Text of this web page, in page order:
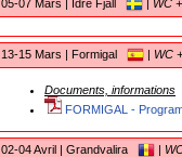
05-07 Mars | Idre Fjäll | WC
13-15 Mars | Formigal | WC
Documents, informations
FORMIGAL -
02-04 Avril | Grandvalira |